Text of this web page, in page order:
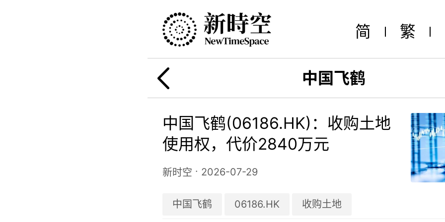
简 繁
中国飞鹤
中国飞鹤(06186.HK)：收购土地
使用权，代价2840万元
新时空 · 2026-07-29
中国飞鹤 06186.HK 收购土地